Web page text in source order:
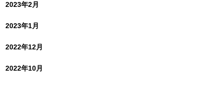
2023年2月
2023年1月
2022年12月
2022年10月